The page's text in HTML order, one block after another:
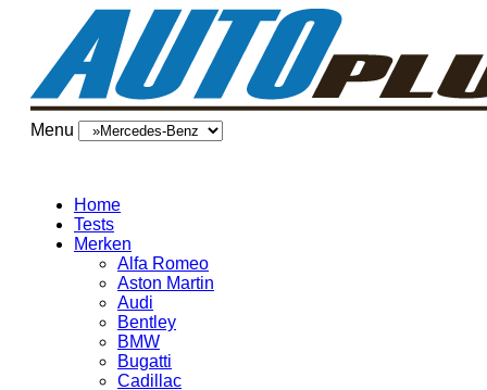
Menu
Home
Tests
Merken
Alfa Romeo
Aston Martin
Audi
Bentley
BMW
Bugatti
Cadillac